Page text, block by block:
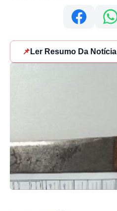
📌 Ler Resumo Da Notícia